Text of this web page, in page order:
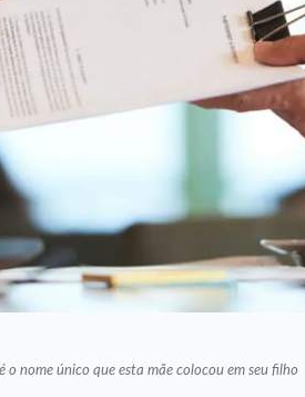
o nome único que esta mãe colocou em seu filho